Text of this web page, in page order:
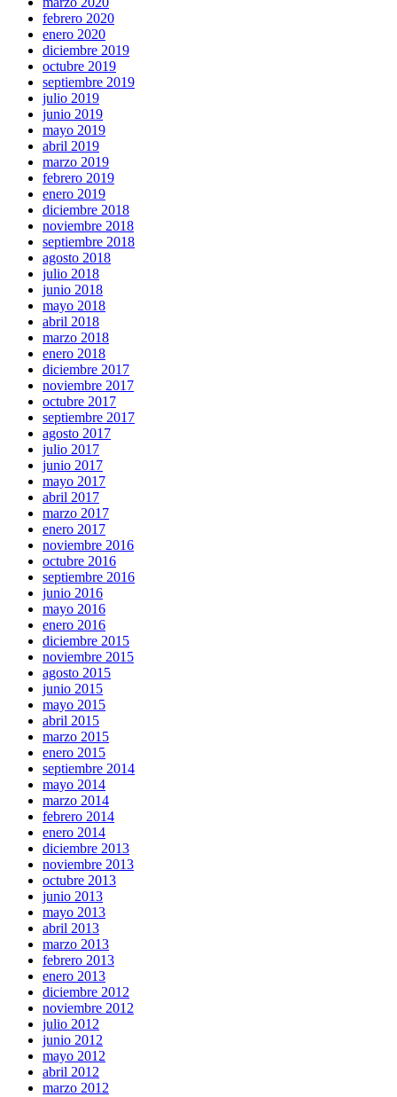
febrero 2020
enero 2020
diciembre 2019
octubre 2019
septiembre 2019
julio 2019
junio 2019
mayo 2019
abril 2019
marzo 2019
febrero 2019
enero 2019
diciembre 2018
noviembre 2018
septiembre 2018
agosto 2018
julio 2018
junio 2018
mayo 2018
abril 2018
marzo 2018
enero 2018
diciembre 2017
noviembre 2017
octubre 2017
septiembre 2017
agosto 2017
julio 2017
junio 2017
mayo 2017
abril 2017
marzo 2017
enero 2017
noviembre 2016
octubre 2016
septiembre 2016
junio 2016
mayo 2016
enero 2016
diciembre 2015
noviembre 2015
agosto 2015
junio 2015
mayo 2015
abril 2015
marzo 2015
enero 2015
septiembre 2014
mayo 2014
marzo 2014
febrero 2014
enero 2014
diciembre 2013
noviembre 2013
octubre 2013
junio 2013
mayo 2013
abril 2013
marzo 2013
febrero 2013
enero 2013
diciembre 2012
noviembre 2012
julio 2012
junio 2012
mayo 2012
abril 2012
marzo 2012